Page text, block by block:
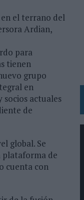
UTILIZADO
Y ECONÓMICOS
DE LA MISMA
en el terrano del
Ardian,
para
tienen
grupo
en
socios actuales
de
global. Se
plataforma de
cuenta con